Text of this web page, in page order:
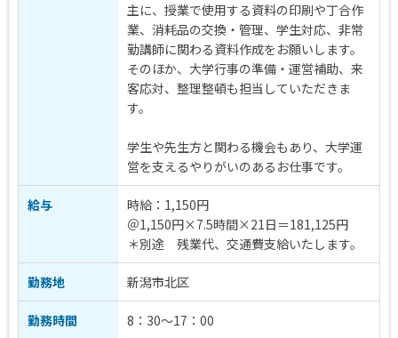
主に、授業で使用する資料の印刷や丁合作
業、消耗品の交換・管理、学生対応、非常
勤講師に関わる資料作成をお願いします。
そのほか、大学行事の準備・運営補助、来
客応対、整理整頓も担当していただきま
す。
学生や先生方と関わる機会もあり、大学運
営を支えるやりがいのあるお仕事です。
給与
時給：1,150円
＠1,150円×7.5時間×21日＝181,125円
＊別途 残業代、交通費支給いたします。
勤務地 新潟市北区
勤務時間 8：30～17：00